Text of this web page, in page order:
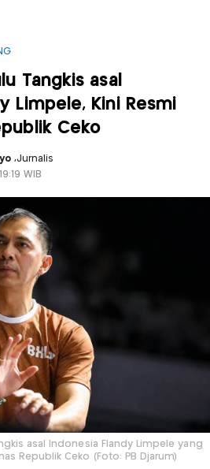
Tangkis asal
Limpele, Kini Resmi
Ceko
,Jurnalis
WIB
asal Indonesia Flandy Limpele yang
Republik Ceko (Foto: PB Djarum)